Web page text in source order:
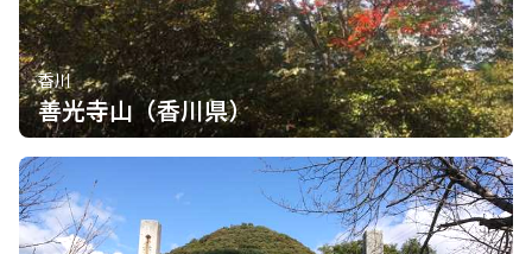
香川
善光寺山（香川県）